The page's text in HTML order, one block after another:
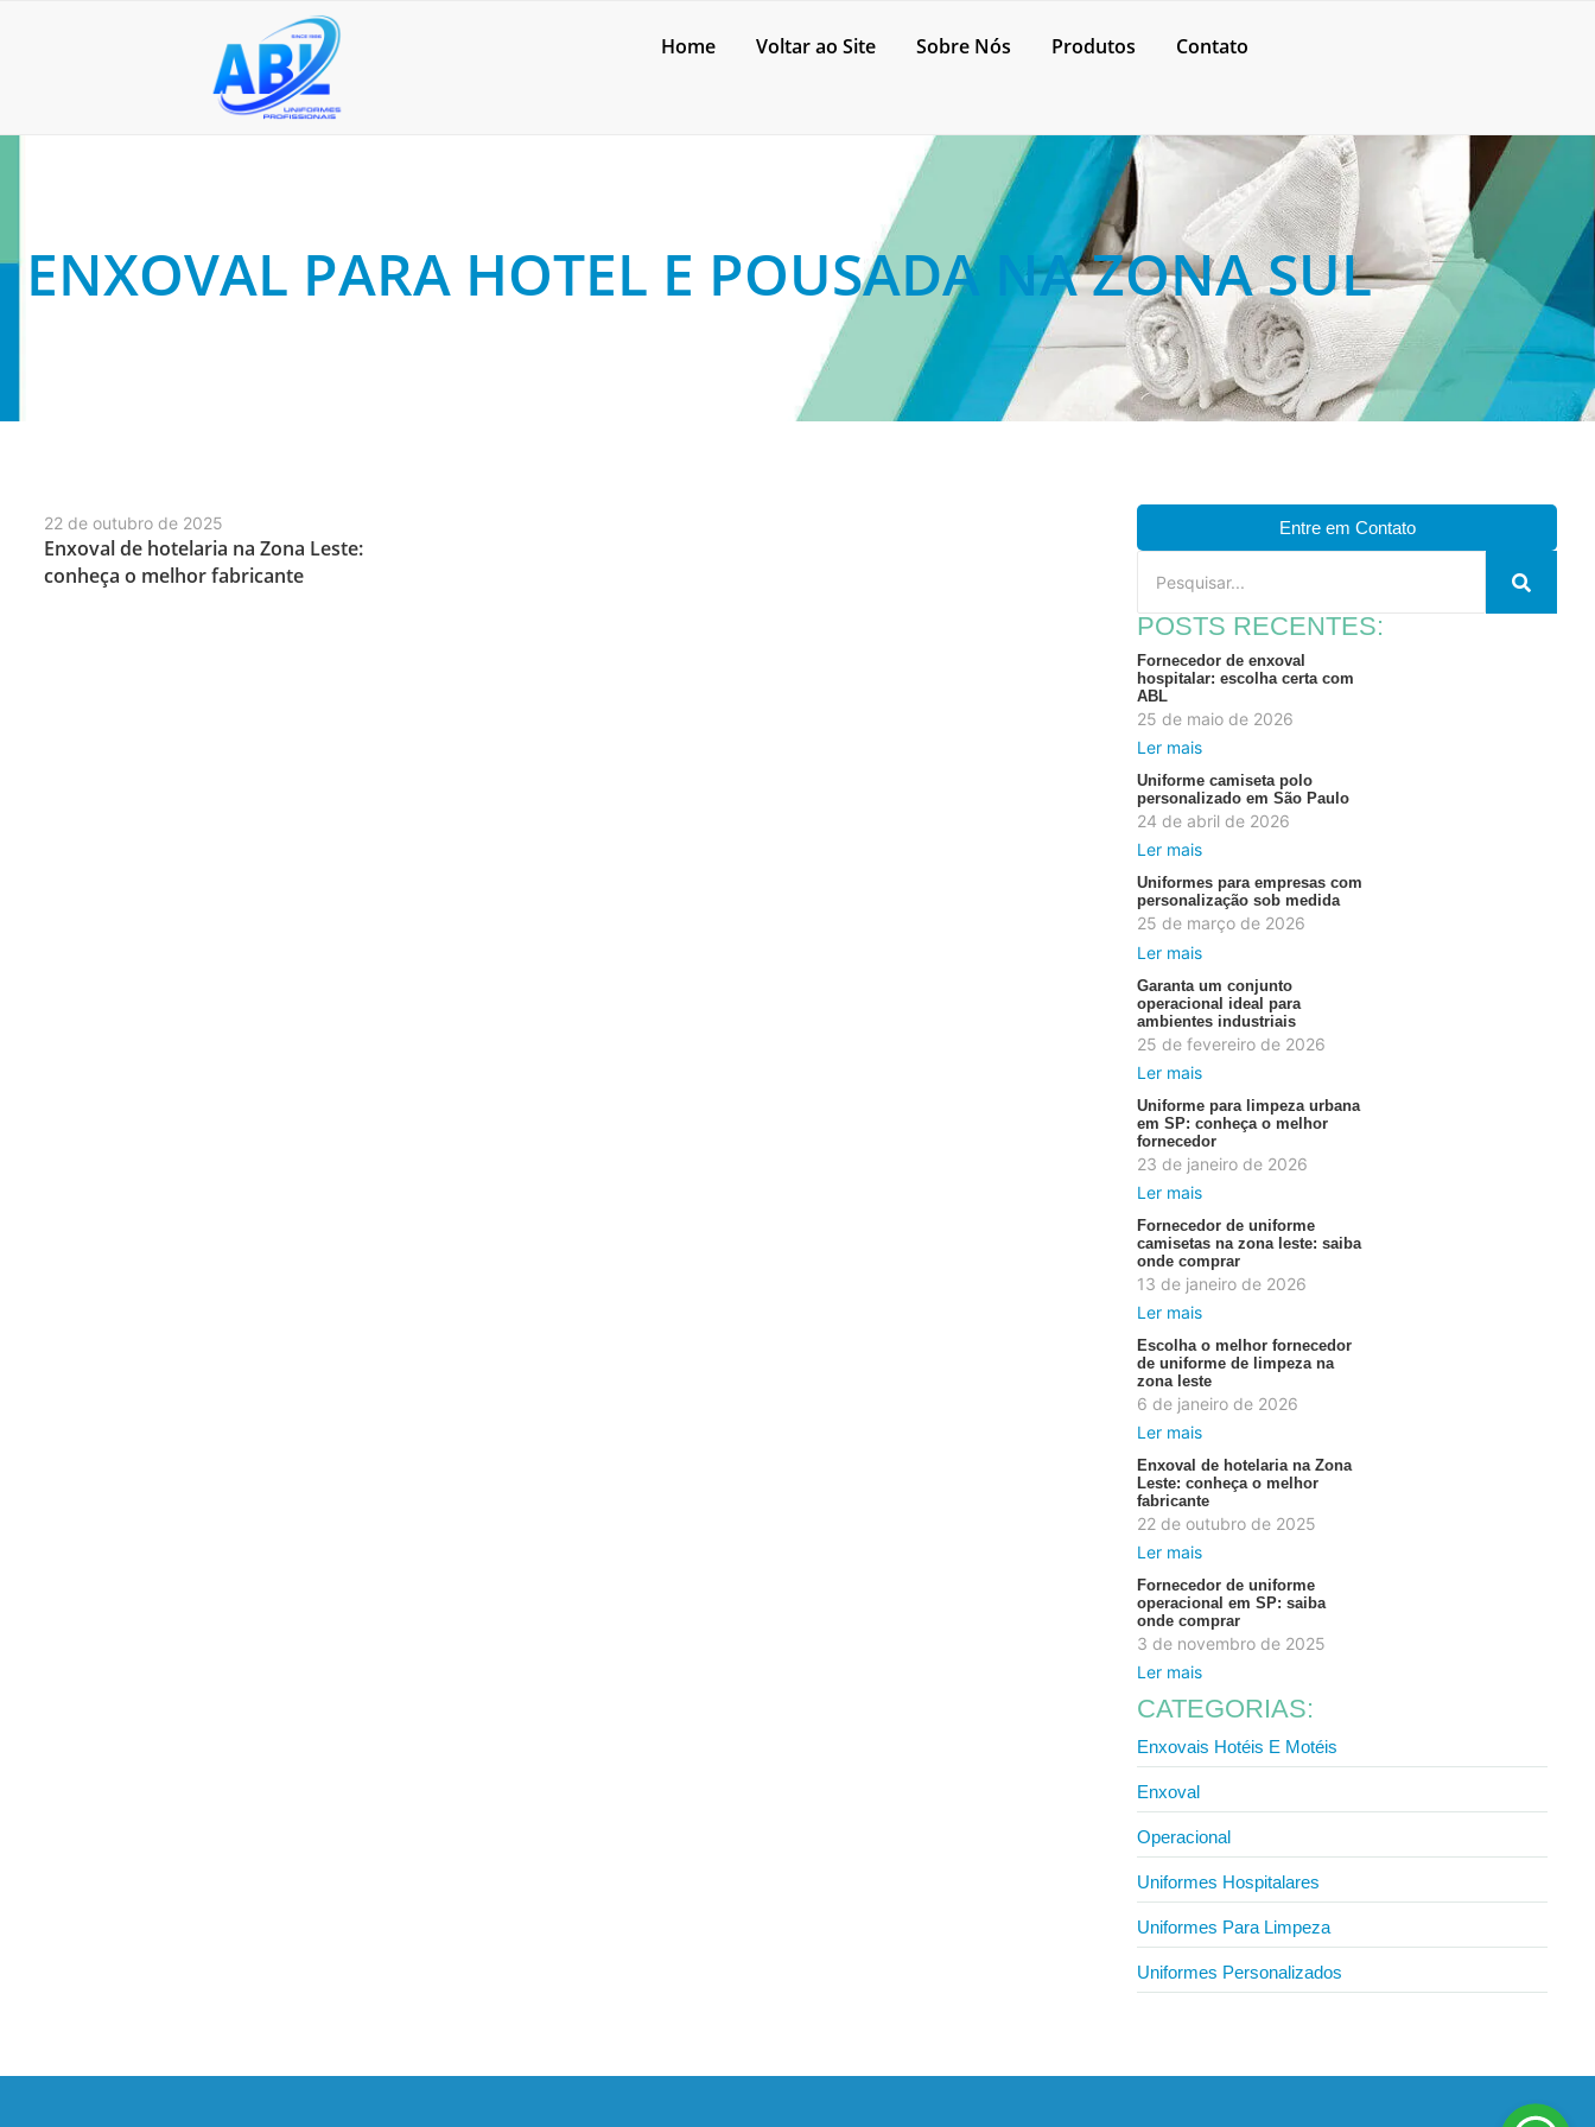
Home Voltar ao Site Sobre Nós Produtos Contato
ENXOVAL PARA HOTEL E POUSADA NA ZONA SUL
22 de outubro de 2025
Enxoval de hotelaria na Zona Leste:
conheça o melhor fabricante
Entre em Contato
POSTS RECENTES:
Fornecedor de enxoval
hospitalar: escolha certa com
ABL
25 de maio de 2026
Ler mais
Uniforme camiseta polo
personalizado em São Paulo
24 de abril de 2026
Ler mais
Uniformes para empresas com
personalização sob medida
25 de março de 2026
Ler mais
Garanta um conjunto
operacional ideal para
ambientes industriais
25 de fevereiro de 2026
Ler mais
Uniforme para limpeza urbana
em SP: conheça o melhor
fornecedor
23 de janeiro de 2026
Ler mais
Fornecedor de uniforme
camisetas na zona leste: saiba
onde comprar
13 de janeiro de 2026
Ler mais
Escolha o melhor fornecedor
de uniforme de limpeza na
zona leste
6 de janeiro de 2026
Ler mais
Enxoval de hotelaria na Zona
Leste: conheça o melhor
fabricante
22 de outubro de 2025
Ler mais
Fornecedor de uniforme
operacional em SP: saiba
onde comprar
3 de novembro de 2025
Ler mais
CATEGORIAS:
Enxovais Hotéis E Motéis
Enxoval
Operacional
Uniformes Hospitalares
Uniformes Para Limpeza
Uniformes Personalizados